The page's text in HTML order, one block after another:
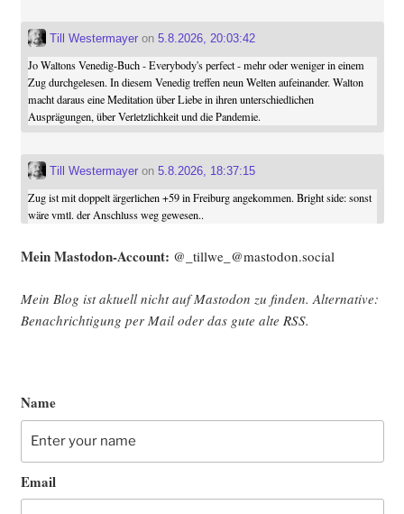
Till Westermayeron 5.8.2026, 20:03:42
Jo Waltons Venedig-Buch - Everybody's perfect - mehr oder weniger in einem
Zug durchgelesen. In diesem Venedig treffen neun Welten aufeinander. Walton
macht daraus eine Meditation über Liebe in ihren unterschiedlichen
Ausprägungen, über Verletzlichkeit und die Pandemie.
Till Westermayeron 5.8.2026, 18:37:15
Zug ist mit doppelt ärgerlichen +59 in Freiburg angekommen. Bright side: sonst
wäre vmtl. der Anschluss weg gewesen..
Mein Mast­o­don-Account: @_tillwe_@mastodon.social
Mein Blog ist aktu­ell nicht auf Mast­o­don zu fin­den. Alter­na­ti­ve:
Benach­rich­ti­gung per Mail oder das gute alte RSS.
Name
Email